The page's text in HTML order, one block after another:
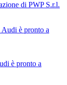
di PWP S.r.l.
è pronto a